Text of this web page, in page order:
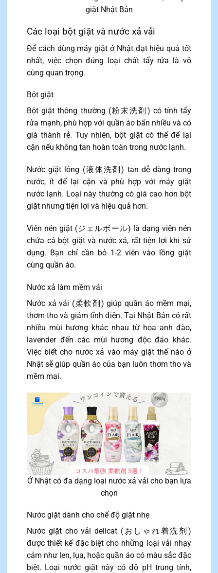
giặt Nhật Bản
Các loại bột giặt và nước xả vải
Để cách dùng máy giặt ở Nhật đạt hiệu quả tốt
nhất, việc chọn đúng loại chất tẩy rửa là vô
cùng quan trọng.
Bột giặt
Bột giặt thông thường (粉末洗剤) có tính tẩy
rửa mạnh, phù hợp với quần áo bẩn nhiều và có
giá thành rẻ. Tuy nhiên, bột giặt có thể để lại
cặn nếu không tan hoàn toàn trong nước lạnh.
Nước giặt lỏng (液体洗剤) tan dễ dàng trong
nước, ít để lại cặn và phù hợp với máy giặt
nước lạnh. Loại này thường có giá cao hơn bột
giặt nhưng tiện lợi và hiệu quả hơn.
Viên nén giặt (ジェルボール) là dạng viên nén
chứa cả bột giặt và nước xả, rất tiện lợi khi sử
dụng. Bạn chỉ cần bỏ 1-2 viên vào lồng giặt
cùng quần áo.
Nước xả làm mềm vải
Nước xả vải (柔軟剤) giúp quần áo mềm mại,
thơm tho và giảm tĩnh điện. Tại Nhật Bản có rất
nhiều mùi hương khác nhau từ hoa anh đào,
lavender đến các mùi hương độc đáo khác.
Việc biết cho nước xả vào máy giặt thế nào ở
Nhật sẽ giúp quần áo của bạn luôn thơm tho và
mềm mại.
Ở Nhật có đa dạng loại nước xả vải cho bạn lựa
chọn
Nước giặt dành cho chế độ giặt nhẹ
Nước giặt cho vải delicat (おしゃれ着洗剂)
được thiết kế đặc biệt cho những loại vải nhạy
cảm như len, lụa, hoặc quần áo có màu sắc đặc
biệt. Loại nước giặt này có độ pH trung tính,